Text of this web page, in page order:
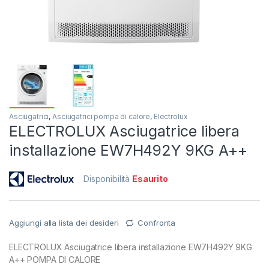
Asciugatrici,Asciugatrici pompa di calore, Electrolux
ELECTROLUX Asciugatrice libera
installazione EW7H492Y 9KG A++
Disponibilità Esaurito
Aggiungi alla lista dei desideri Confronta
ELECTROLUX Asciugatrice libera installazione EW7H492Y 9KG
A++ POMPA DI CALORE